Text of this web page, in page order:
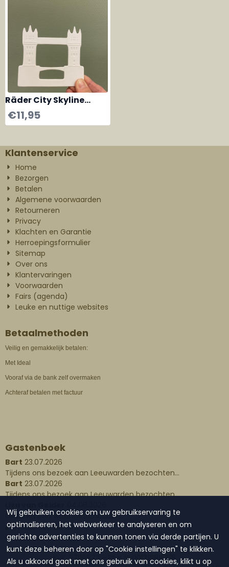
Räder City Skyline
London ornament
Tower Bridge
€11,95
Klantenservice
Home
Bezorgen
Betalen
Algemene voorwaarden
Retourneren
Privacy
Klachten en Garantie
Herroepingsformulier
Sitemap
Over ons
Klantervaringen
Voorwaarden
Fairs (agenda)
Leuke en nuttige websites
Betaalmethoden
Veilig en gemakkelijk betalen:
Met Ideal
Vooraf via de bank zelf overmaken
Achteraf betalen met factuur
Gastenboek
Bart 23.07.2026
Tijdens ons bezoek aan Leeuwarden bezochten...
Bart 23.07.2026
Tijdens ons bezoek aan Leeuwarden bezochten...
Gisteren een waxinelichthouder...
Plaats een bericht
Lees alle berichten
KvK: 57116873 - Btw: NL001391816B18
Wij gebruiken cookies om uw gebruikservaring te
optimaliseren, het webverkeer te analyseren en om
gerichte advertenties te kunnen tonen via derde partijen. U
kunt deze beheren door op "Cookie instellingen" te klikken.
Als u akkoord gaat met ons gebruik van cookies, klikt u op